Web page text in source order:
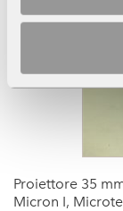
Proiettore 35
Micron I,